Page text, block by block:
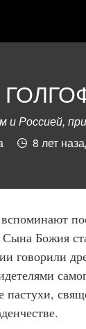
и Россией,
8 лет
Божия
говорили
пастухи,